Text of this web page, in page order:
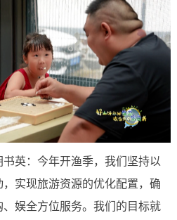
英：今年开渔季，我们坚持以
实现旅游资源的优化配置，确
娱全方位服务。我们的目标就